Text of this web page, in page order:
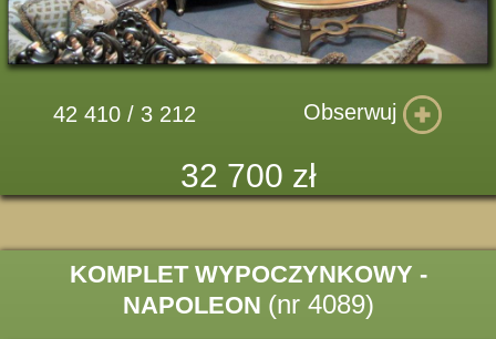
42 410 / 3 212 Obserwuj
32 700 zł
KOMPLET WYPOCZYNKOWY -
NAPOLEON (nr 4089)